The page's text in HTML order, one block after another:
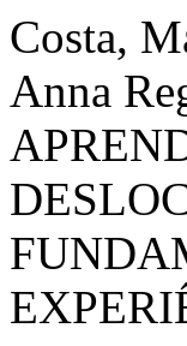
Costa,
Anna